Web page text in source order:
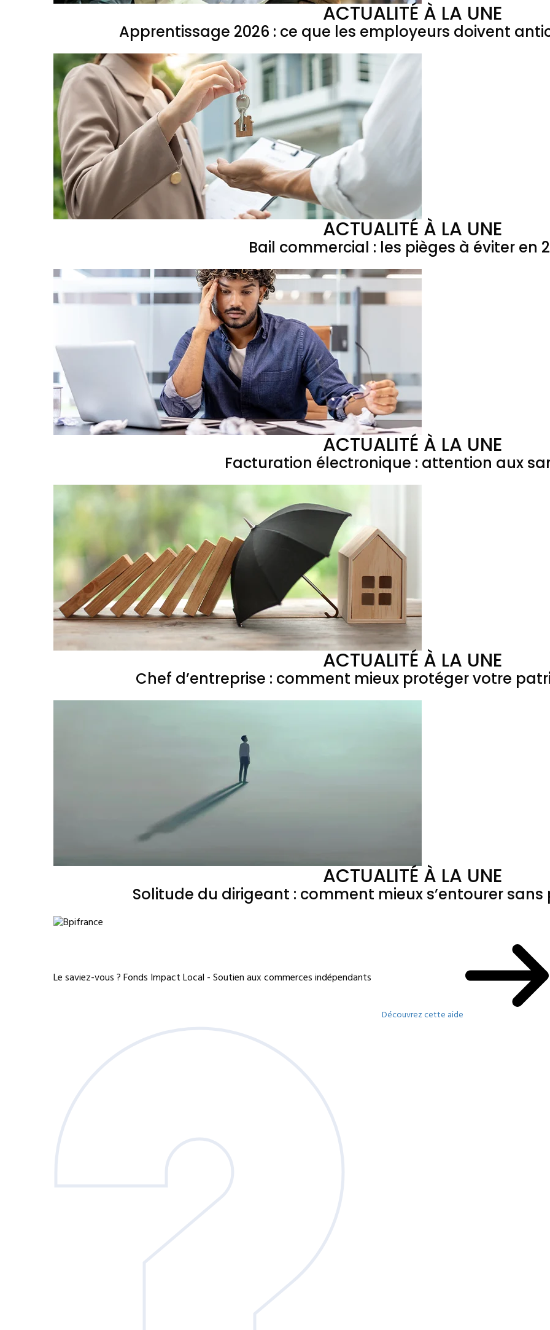
ACTUALITÉ À LA UNE
Apprentissage 2026 : ce que les employeurs doivent
ACTUALITÉ À LA UNE
Bail commercial : les pièges à éviter en
ACTUALITÉ À LA UNE
Facturation électronique : attention aux
ACTUALITÉ À LA UNE
Chef d’entreprise : comment mieux protéger votre
ACTUALITÉ À LA UNE
Solitude du dirigeant : comment mieux s’entourer
Le saviez-vous ?Fonds Impact Local - Soutien aux commerces indépendants
Découvrez cette aide